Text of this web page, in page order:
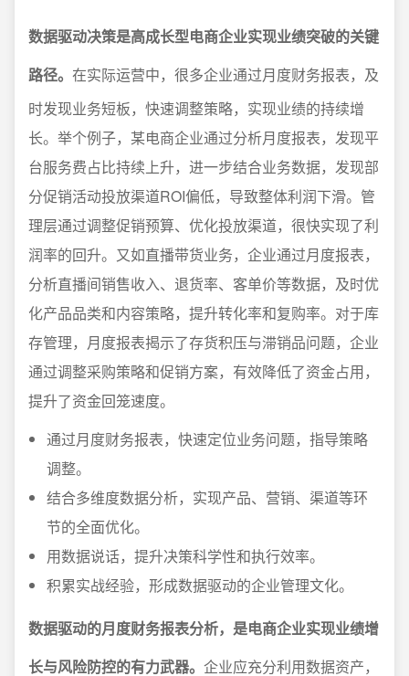
数据驱动决策是高成长型电商企业实现业绩突破的关键
路径。 在实际运营中，很多企业通过月度财务报表，及
时发现业务短板，快速调整策略，实现业绩的持续增
长。举个例子，某电商企业通过分析月度报表，发现平
台服务费占比持续上升，进一步结合业务数据，发现部
分促销活动投放渠道ROI偏低，导致整体利润下滑。管
理层通过调整促销预算、优化投放渠道，很快实现了利
润率的回升。又如直播带货业务，企业通过月度报表，
分析直播间销售收入、退货率、客单价等数据，及时优
化产品品类和内容策略，提升转化率和复购率。对于库
存管理，月度报表揭示了存货积压与滞销品问题，企业
通过调整采购策略和促销方案，有效降低了资金占用，
提升了资金回笼速度。
通过月度财务报表，快速定位业务问题，指导策略
调整。
结合多维度数据分析，实现产品、营销、渠道等环
节的全面优化。
用数据说话，提升决策科学性和执行效率。
积累实战经验，形成数据驱动的企业管理文化。
数据驱动的月度财务报表分析，是电商企业实现业绩增
长与风险防控的有力武器。 企业应充分利用数据资产，